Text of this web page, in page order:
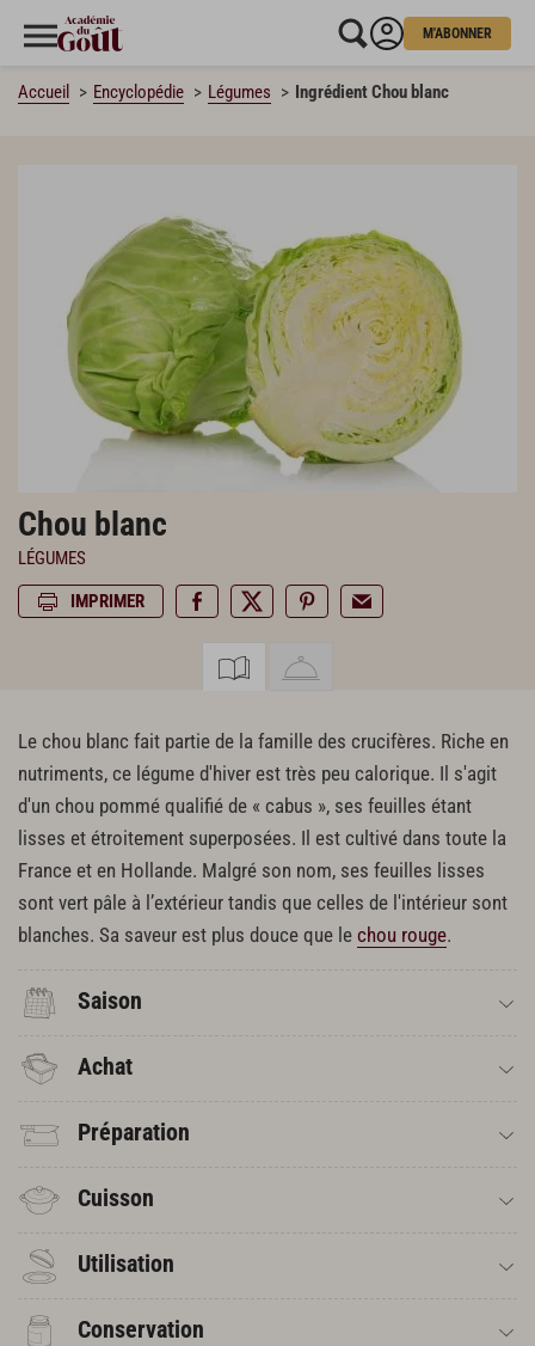
M'ABONNER
Accueil Encyclopédie Légumes Ingrédient Chou blanc
Chou blanc
LÉGUMES
IMPRIMER
Le chou blanc fait partie de la famille des crucifères. Riche en
nutriments, ce légume d'hiver est très peu calorique. Il s'agit
d'un chou pommé qualifié de « cabus », ses feuilles étant
lisses et étroitement superposées. Il est cultivé dans toute la
France et en Hollande. Malgré son nom, ses feuilles lisses
sont vert pâle à l’extérieur tandis que celles de l'intérieur sont
blanches. Sa saveur est plus douce que le chou rouge.
Saison
Achat
Préparation
Cuisson
Utilisation
Conservation